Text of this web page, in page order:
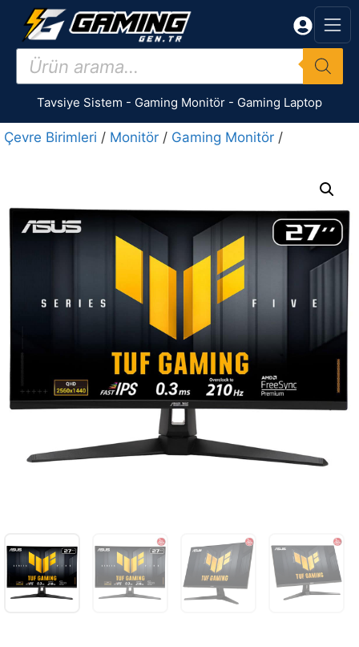
İçeriğe
Products
search
Tavsiye Sistem - Gaming Monitör - Gaming Laptop
Çevre Birimleri / Monitör / Gaming Monitör /